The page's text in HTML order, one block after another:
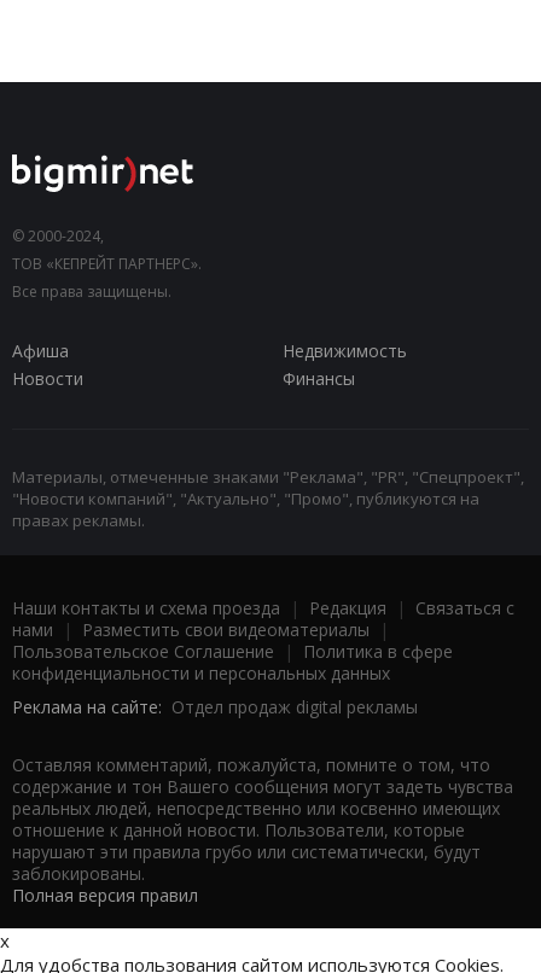
© 2000-2024,
ТОВ «КЕПРЕЙТ ПАРТНЕРС».
Все права защищены.
Афиша
Недвижимость
Новости
Финансы
Материалы, отмеченные знаками "Реклама", "PR", "Спецпроект",
"Новости компаний", "Актуально", "Промо", публикуются на
правах рекламы.
Наши контакты и схема проезда | Редакция | Связаться с
нами | Разместить свои видеоматериалы |
Пользовательское Соглашение |
Политика в сфере
конфиденциальности и персональных данных
Реклама на сайте: Отдел продаж digital рекламы
Оставляя комментарий, пожалуйста, помните о том, что
содержание и тон Вашего сообщения могут задеть чувства
реальных людей, непосредственно или косвенно имеющих
отношение к данной новости. Пользователи, которые
нарушают эти правила грубо или систематически, будут
заблокированы.
Полная версия правил
x
Для удобства пользования сайтом используются Cookies.